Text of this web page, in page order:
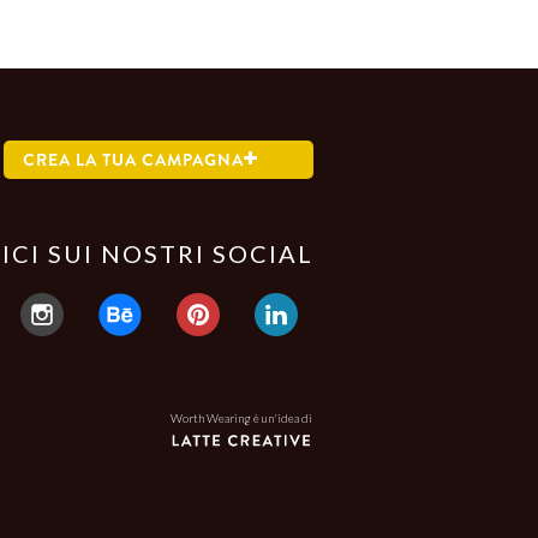
CREA LA TUA CAMPAGNA
SUI NOSTRI SOCIAL
Worth Wearing è un'idea di